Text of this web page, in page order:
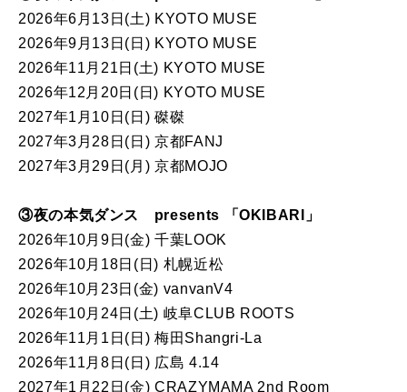
2026年6月13日(土) KYOTO MUSE
2026年9月13日(日) KYOTO MUSE
2026年11月21日(土) KYOTO MUSE
2026年12月20日(日) KYOTO MUSE
2027年1月10日(日) 磔磔
2027年3月28日(日) 京都FANJ
2027年3月29日(月) 京都MOJO
③夜の本気ダンス presents 「OKIBARI」
2026年10月9日(金) 千葉LOOK
2026年10月18日(日) 札幌近松
2026年10月23日(金) vanvanV4
2026年10月24日(土) 岐阜CLUB ROOTS
2026年11月1日(日) 梅田Shangri-La
2026年11月8日(日) 広島 4.14
2027年1月22日(金) CRAZYMAMA 2nd Room